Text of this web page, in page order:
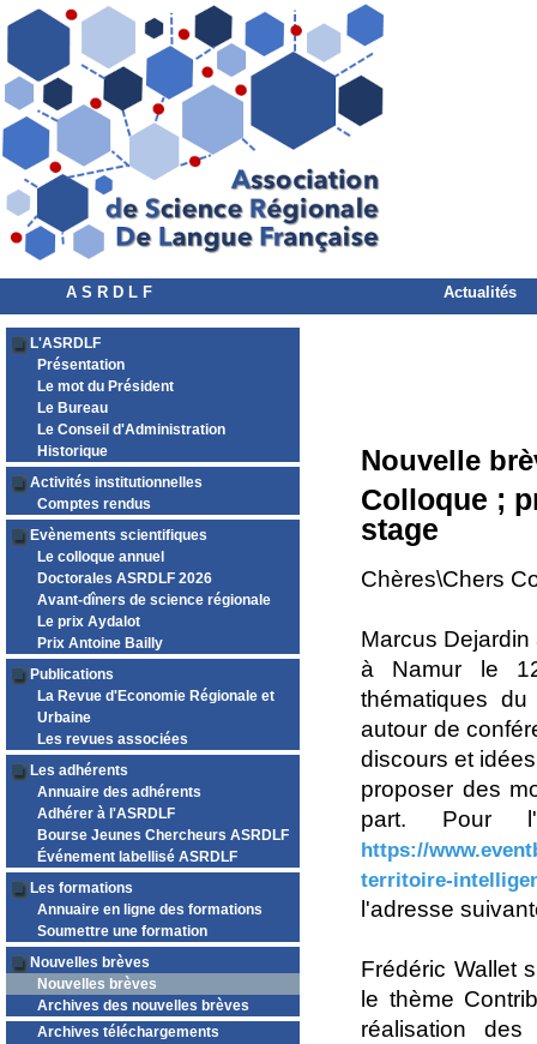
A S R D L F Actualités
L'ASRDLF
Présentation
Le mot du Président
Le Bureau
Le Conseil d'Administration
Historique
Activités institutionnelles
Comptes rendus
Evènements scientifiques
Le colloque annuel
Doctorales ASRDLF 2026
Avant-dîners de science régionale
Le prix Aydalot
Prix Antoine Bailly
Publications
La Revue d'Economie Régionale et
Urbaine
Les revues associées
Les adhérents
Annuaire des adhérents
Adhérer à l'ASRDLF
Bourse Jeunes Chercheurs ASRDLF
Événement labellisé ASRDLF
Les formations
Annuaire en ligne des formations
Soumettre une formation
Nouvelles brèves
Nouvelles brèves
Archives des nouvelles brèves
Archives téléchargements
Nouvelle
Colloque ;
stage
Chères\Chers
Marcus
à Namur le
thématiques du
autour de
discours et
proposer des
part. Pour
https://
territoire-
l'adresse
Frédéric Wallet
le thème
réalisation